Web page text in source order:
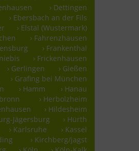
› Dettingen
› Ebersbach an der Fils
› Elstal (Wustermark)
› Fahrenzhausen
› Frankenthal
› Frickenhausen
› Gerlingen
› Gießen
› Grafing bei München
› Hamm
› Hanau
› Herbolzheim
› Hildesheim
Jägersburg
› Hürth
› Karlsruhe
› Kassel
› Kirchberg/jagst